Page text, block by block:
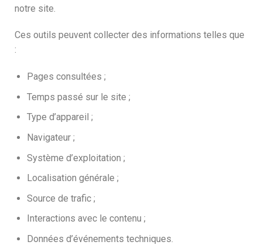
notre site.
Ces outils peuvent collecter des informations telles que
:
Pages consultées ;
Temps passé sur le site ;
Type d’appareil ;
Navigateur ;
Système d’exploitation ;
Localisation générale ;
Source de trafic ;
Interactions avec le contenu ;
Données d’événements techniques.